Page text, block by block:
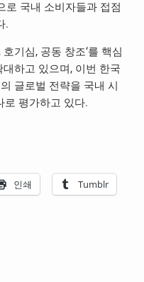
로 국내 소비자들과 접점
.
, 호기심, 공동 창조‘를 핵심
대하고 있으며, 이번 한국
글로벌 전략을 국내 시
로 평가하고 있다.
인쇄 Tumblr